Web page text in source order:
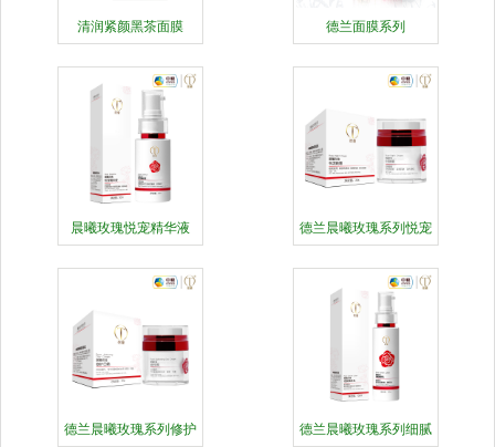
清润紧颜黑茶面膜 德兰面膜系列
晨曦玫瑰悦宠精华液 德兰晨曦玫瑰系列悦宠
德兰晨曦玫瑰系列修护 德兰晨曦玫瑰系列细腻